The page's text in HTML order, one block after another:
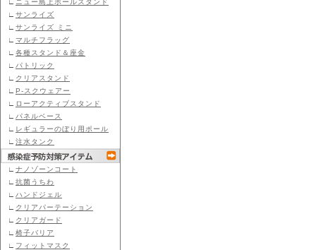
∟
ニュー島上ポールスタンド
∟ サンライズ
∟ サンライズ ミニ
∟ マルチフラッグ
∟ 各種スタンド＆座金
∟ パトリック
∟ クリアスタンド
∟ P-スクウェアー
∟
ローアクティブスタンド
∟ パネルベース
∟ レギュラーのぼり用ポール
∟ 注水タンク
∟ ナノゾーンコート
∟ 抗菌うちわ
∟ ハンドジェル
∟ クリアパーテーション
∟ クリアガード
∟ 椅子バリア
∟ フィットマスク